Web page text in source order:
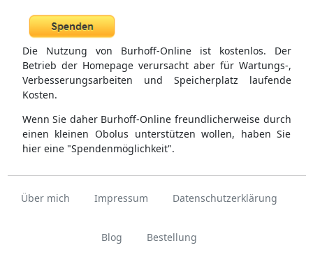
Die Nutzung von Burhoff-Online ist kostenlos. Der
Betrieb der Homepage verursacht aber für Wartungs-,
Verbesserungsarbeiten und Speicherplatz laufende
Kosten.
Wenn Sie daher Burhoff-Online freundlicherweise durch
einen kleinen Obolus unterstützen wollen, haben Sie
hier eine "Spendenmöglichkeit".
Über mich Impressum Datenschutzerklärung
Blog Bestellung